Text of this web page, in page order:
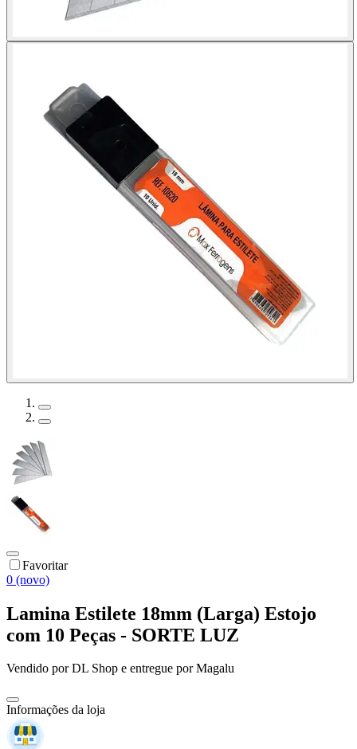
Favoritar
0 (novo)
Lamina Estilete 18mm (Larga) Estojo
com 10 Peças - SORTE LUZ
Vendido porDL Shop e entregue por Magalu
Informações da loja